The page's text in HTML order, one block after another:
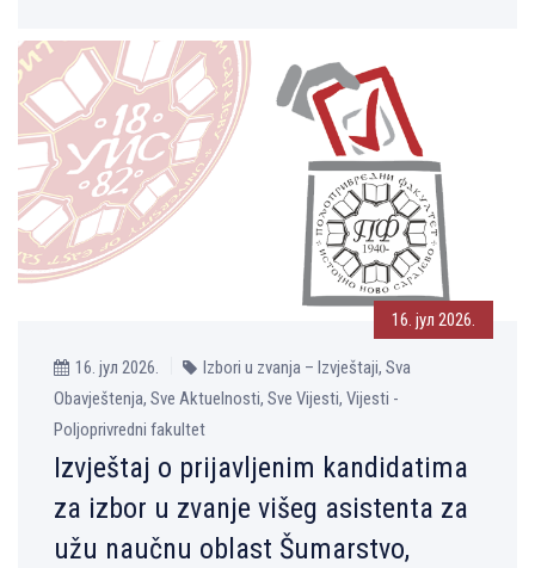
16. јул 2026.
16. јул 2026.
Izbori u zvanja – Izvještaji, Sva
Obavještenja, Sve Aktuelnosti, Sve Vijesti, Vijesti -
Poljoprivredni fakultet
Izvještaj o prijavljenim kandidatima
za izbor u zvanje višeg asistenta za
užu naučnu oblast Šumarstvo,